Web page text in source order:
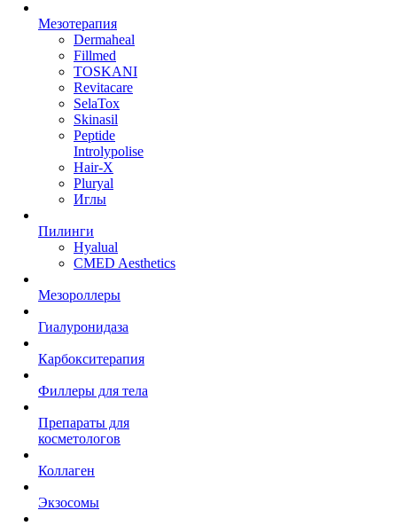
Мезотерапия
Dermaheal
Fillmed
TOSKANI
Revitacare
SelaTox
Skinasil
Peptide
Introlypolise
Hair-X
Pluryal
Иглы
Пилинги
Hyalual
CMED Aesthetics
Мезороллеры
Гиалуронидаза
Карбокситерапия
Филлеры для тела
Препараты для
косметологов
Коллаген
Экзосомы